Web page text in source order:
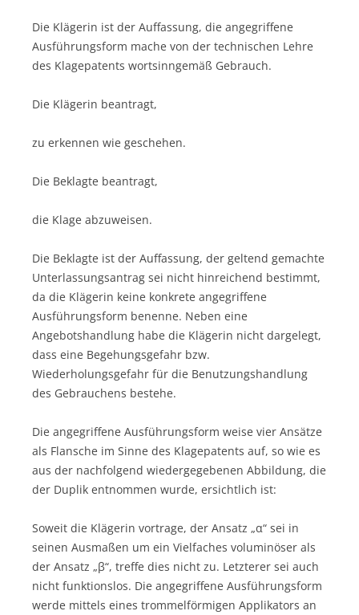
Die Klägerin ist der Auffassung, die angegriffene
Ausführungsform mache von der technischen Lehre
des Klagepatents wortsinngemäß Gebrauch.
Die Klägerin beantragt,
zu erkennen wie geschehen.
Die Beklagte beantragt,
die Klage abzuweisen.
Die Beklagte ist der Auffassung, der geltend gemachte
Unterlassungsantrag sei nicht hinreichend bestimmt,
da die Klägerin keine konkrete angegriffene
Ausführungsform benenne. Neben eine
Angebotshandlung habe die Klägerin nicht dargelegt,
dass eine Begehungsgefahr bzw.
Wiederholungsgefahr für die Benutzungshandlung
des Gebrauchens bestehe.
Die angegriffene Ausführungsform weise vier Ansätze
als Flansche im Sinne des Klagepatents auf, so wie es
aus der nachfolgend wiedergegebenen Abbildung, die
der Duplik entnommen wurde, ersichtlich ist:
Soweit die Klägerin vortrage, der Ansatz „α“ sei in
seinen Ausmaßen um ein Vielfaches voluminöser als
der Ansatz „β“, treffe dies nicht zu. Letzterer sei auch
nicht funktionslos. Die angegriffene Ausführungsform
werde mittels eines trommelförmigen Applikators an